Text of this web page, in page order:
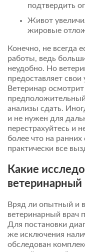
подтвердить
Живот
жировые
Конечно, не всегда
работы, ведь
неудобно. Но
предоставляет
Ветеринар
предположительный
анализы сдать.
и не нужен для
перестрахуйтесь и
более что на
практически все
Какие
ветеринарный
Вряд ли опытный и
ветеринарный врач
Для постановки
же исключения
обследован